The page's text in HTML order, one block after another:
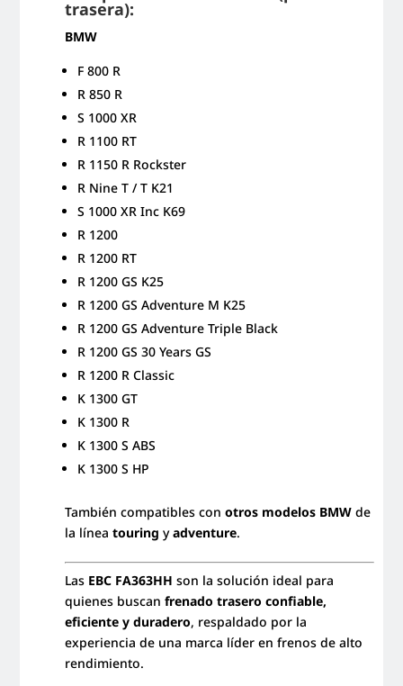
trasera):
BMW
F 800 R
R 850 R
S 1000 XR
R 1100 RT
R 1150 R Rockster
R Nine T / T K21
S 1000 XR Inc K69
R 1200
R 1200 RT
R 1200 GS K25
R 1200 GS Adventure M K25
R 1200 GS Adventure Triple Black
R 1200 GS 30 Years GS
R 1200 R Classic
K 1300 GT
K 1300 R
K 1300 S ABS
K 1300 S HP
También compatibles conotros modelos BMW de
la líneatouring yadventure.
Las EBC FA363HH son la solución ideal para
quienes buscanfrenado trasero confiable,
eficiente y duradero, respaldado por la
experiencia de una marca líder en frenos de alto
rendimiento.